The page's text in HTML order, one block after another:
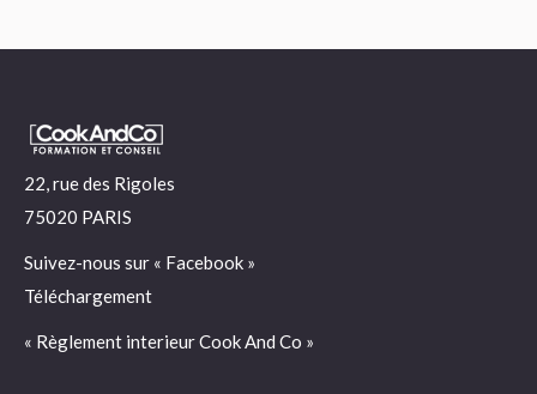
22, rue des Rigoles
75020 PARIS
Suivez-nous sur « Facebook »
Téléchargement
« Règlement interieur Cook And Co »